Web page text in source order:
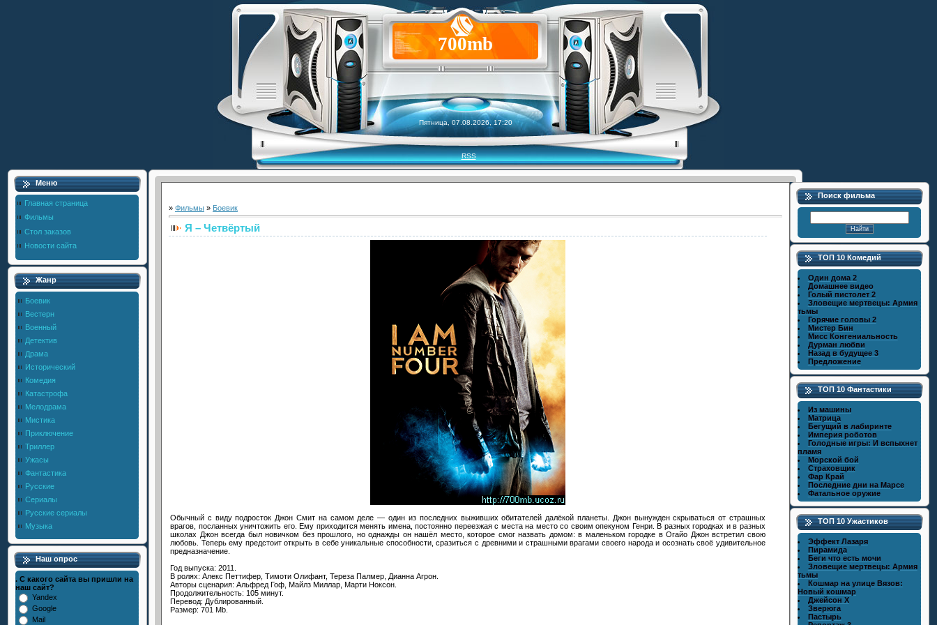
700mb
Пятница, 07.08.2026, 17:20
RSS
Меню
Главная страница
Фильмы
Стол заказов
Новости сайта
Жанр
Боевик
Вестерн
Военный
Детектив
Драма
Исторический
Комедия
Катастрофа
Мелодрама
Мистика
Приключение
Триллер
Ужасы
Фантастика
Русские
Сериалы
Русские сериалы
Музыка
Наш опрос
. С какого сайта вы пришли на
наш сайт?
Yandex
Google
Mail
» Фильмы » Боевик
Я – Четвёртый
Обычный с виду подросток Джон Смит на самом деле — один из последних выживших обитателей далёкой планеты. Джон вынужден скрываться от страшных
врагов, посланных уничтожить его. Ему приходится менять имена, постоянно переезжая с места на место со своим опекуном Генри. В разных городках и в разных
школах Джон всегда был новичком без прошлого, но однажды он нашёл место, которое смог назвать домом: в маленьком городке в Огайо Джон встретил свою
любовь. Теперь ему предстоит открыть в себе уникальные способности, сразиться с древними и страшными врагами своего народа и осознать своё удивительное
предназначение.
Год выпуска: 2011.
В ролях: Алекс Петтифер, Тимоти Олифант, Тереза Палмер, Дианна Агрон.
Авторы сценария: Альфред Гоф, Майлз Миллар, Марти Ноксон.
Продолжительность: 105 минут.
Перевод: Дублированный.
Размер: 701 Mb.
Поиск фильма
ТОП 10 Комедий
Один дома 2
Домашнее видео
Голый пистолет 2
Зловещие мертвецы: Армия
тьмы
Горячие головы 2
Мистер Бин
Мисс Конгениальность
Дурман любви
Назад в будущее 3
Предложение
ТОП 10 Фантастики
Из машины
Матрица
Бегущий в лабиринте
Империя роботов
Голодные игры: И вспыхнет
пламя
Морской бой
Страховщик
Фар Край
Последние дни на Марсе
Фатальное оружие
ТОП 10 Ужастиков
Эффект Лазаря
Пирамида
Беги что есть мочи
Зловещие мертвецы: Армия
тьмы
Кошмар на улице Вязов:
Новый кошмар
Джейсон X
Зверюга
Пастырь